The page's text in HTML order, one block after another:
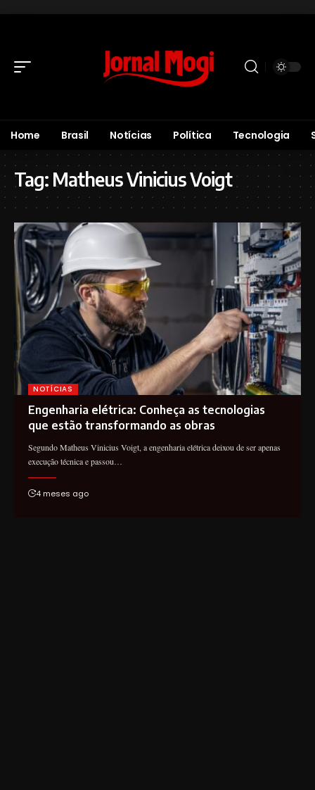
Home Brasil Notícias Política Tecnologia
Tag: Matheus Vinicius Voigt
NOTÍCIAS
Engenharia elétrica: Conheça as tecnologias
que estão transformando as obras
Segundo Matheus Vinicius Voigt, a engenharia elétrica deixou de ser apenas
execução técnica e passou…
4 meses ago